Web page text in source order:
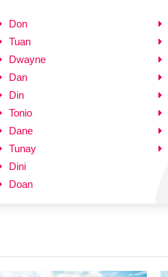
Don
Tuan
Dwayne
Dan
Din
Tonio
Dane
Tunay
Dini
Doan